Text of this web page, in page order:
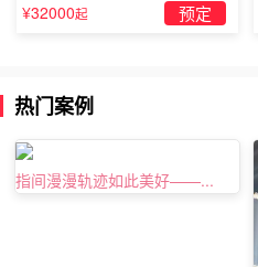
¥32000起 预定
热门案例
指间漫漫轨迹如此美好——...